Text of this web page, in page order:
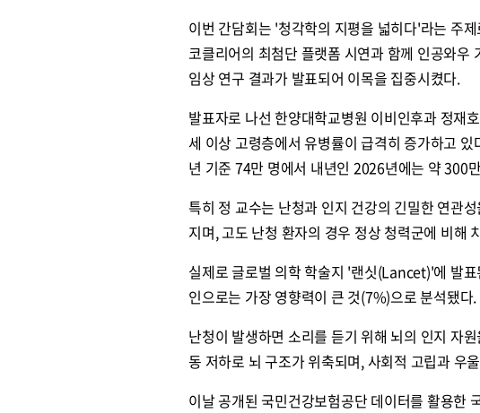
이번 간담회는 '청각학의 지평을 넓히다'라는 주
코클리어의 최첨단 플랫폼 시연과 함께 인공와
임상 연구 결과가 발표되어 이목을 집중시켰다.
발표자로 나선 한양대학교병원 이비인후과 정재
세 이상 고령층에서 유병률이 급격히 증가하고
년 기준 74만 명에서 내년인 2026년에는 약 300
특히 정 교수는 난청과 인지 건강의 긴밀한 연관
지며, 고도 난청 환자의 경우 정상 청력군에 비해
실제로 글로벌 의학 학술지 '랜싯(Lancet)'에 발
인으로는 가장 영향력이 큰 것(7%)으로 분석됐다.
난청이 발생하면 소리를 듣기 위해 뇌의 인지 자
동 저하로 뇌 구조가 위축되며, 사회적 고립과 우
이날 공개된 국민건강보험공단 데이터를 활용한